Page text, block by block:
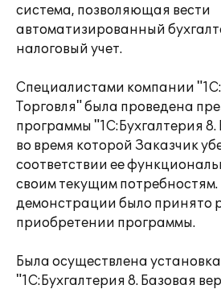
система, позволяющая вести
автоматизированный
налоговый учет.
Специалистами компании
Торговля" была проведена
программы "1С:Бухгалтерия 8.
во время которой Заказчик
соответствии ее
своим текущим потребностям.
демонстрации было принято
приобретении программы.
Была осуществлена
"1С:Бухгалтерия 8. Базовая